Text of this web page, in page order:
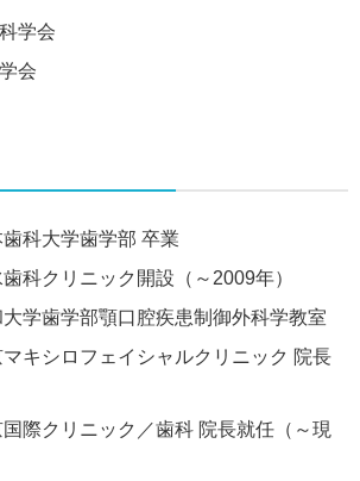
学会
会
科大学歯学部 卒業
科クリニック開設（～2009年）
学歯学部顎口腔疾患制御外科学教室
キシロフェイシャルクリニック 院長
際クリニック／歯科 院長就任（～現